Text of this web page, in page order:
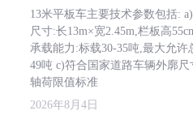
13米平板车主要技术参数包括:
尺寸:长13m×宽2.45m,栏板高
承载能力:标载30-35吨,最大允许
49吨 c)符合国家道路车辆外廓尺
轴荷限值标准
2026年8月4日